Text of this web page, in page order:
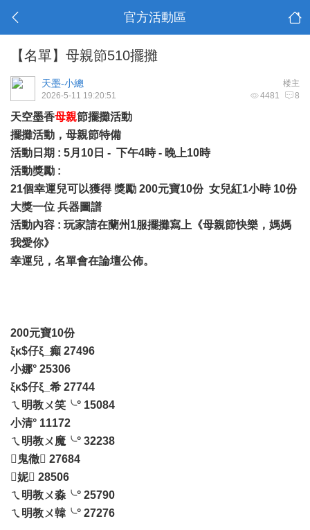
官方活動區
【名單】母親節510擺攤
楼主
天墨-小總
4481 8
2026-5-11 19:20:51
天空墨香母親節擺攤活動
擺攤活動，母親節特備
活動日期 : 5月10日 - 下午4時 - 晚上10時
活動獎勵 :
21個幸運兒可以獲得 獎勵 200元寶10份 女兒紅1小時 10份
大獎一位 兵器圖譜
活動內容 : 玩家請在蘭州1服擺攤寫上《母親節快樂，媽媽
我愛你》
幸運兒，名單會在論壇公佈。
200元寶10份
ξκ$仔ξ_癲 27496
小娜° 25306
ξκ$仔ξ_希 27744
ㄟ明教ㄨ笑╰° 15084
小清° 11172
ㄟ明教ㄨ魔╰° 32238
鬼徹 27684
妮 28506
ㄟ明教ㄨ淼╰° 25790
ㄟ明教ㄨ韓╰° 27276